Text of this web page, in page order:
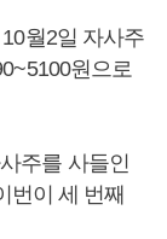
월2일 자사주
원으로
주를 사들인
번이 세 번째